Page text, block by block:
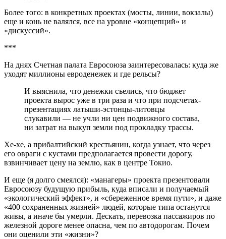
Более того: в конкретных проектах (мосты, линии, вокзалы)
еще и конь не валялся, все на уровне «концепций» и
«дискуссий».
***
На днях Счетная палата Евросоюза заинтересовалась: куда же
уходят миллионы евроденежек и где рельсы?
И выяснила, что денежки съелись, что бюджет
проекта вырос уже в три раза и что при подсчетах-
презентациях латыши-эстонцы-литовцы
слукавили — не учли ни цен подвижного состава,
ни затрат на выкуп земли под прокладку трассы.
Хе-хе, а прибалтийский крестьянин, когда узнает, что через
его овраги с кустами предполагается провести дорогу,
взвинчивает цену на землю, как в центре Токио.
И еще (я долго смеялся): «манагеры» проекта презентовали
Евросоюзу будущую прибыль, куда вписали и получаемый
«экологический эффект», и «сбереженное время пути», и даже
«400 сохраненных жизней» людей, которые типа останутся
живы, а иначе бы умерли. Дескать, перевозка пассажиров по
железной дороге менее опасна, чем по автодорогам. Почем
они оценили эти «жизни»?